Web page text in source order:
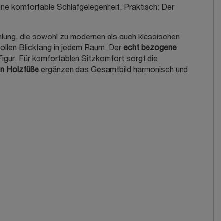
komfortable Schlafgelegenheit. Praktisch: Der
die sowohl zu modernen als auch klassischen
Blickfang in jedem Raum. Der echt bezogene
Für komfortablen Sitzkomfort sorgt die
Holzfüße ergänzen das Gesamtbild harmonisch und